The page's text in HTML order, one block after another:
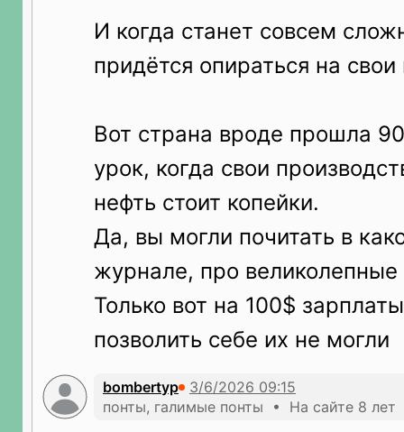
И когда станет совсем
придётся опираться на
Вот страна вроде прошла
урок, когда свои
нефть стоит копейки.
Да, вы могли почитать в
журнале, про
Только вот на 100$
позволить себе их не могли
bombertyp
понты, галимые понты • На сайте 8 лет